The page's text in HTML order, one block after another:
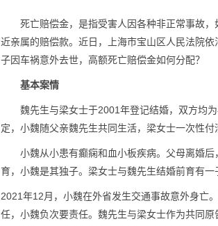
死亡赔偿金，是指受害人因各种非正常事故
近亲属的赔偿款。近日，上海市宝山区人民法院
子因车祸意外去世，高额死亡赔偿金如何分配？
基本案情
魏先生与梁女士于2001年登记结婚，双方均
定，小魏随父亲魏先生共同生活，梁女士一次性付
小魏从小患有癫痫和血小板疾病。父母离婚
育，小魏是其独子。梁女士与魏先生结婚前育有一
2021年12月，小魏在外省发生交通事故意外身亡
任，小魏负次要责任。魏先生与梁女士作为共同